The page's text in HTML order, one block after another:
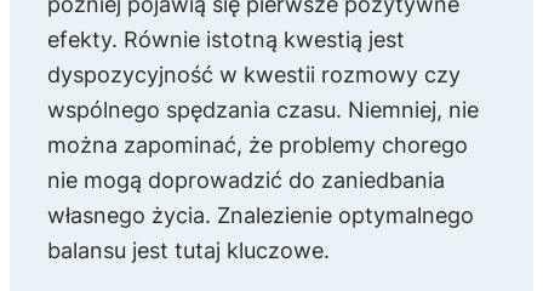
efekty. Równie istotną kwestią jest
dyspozycyjność w kwestii rozmowy czy
wspólnego spędzania czasu. Niemniej, nie
można zapominać, że problemy chorego
nie mogą doprowadzić do zaniedbania
własnego życia. Znalezienie optymalnego
balansu jest tutaj kluczowe.